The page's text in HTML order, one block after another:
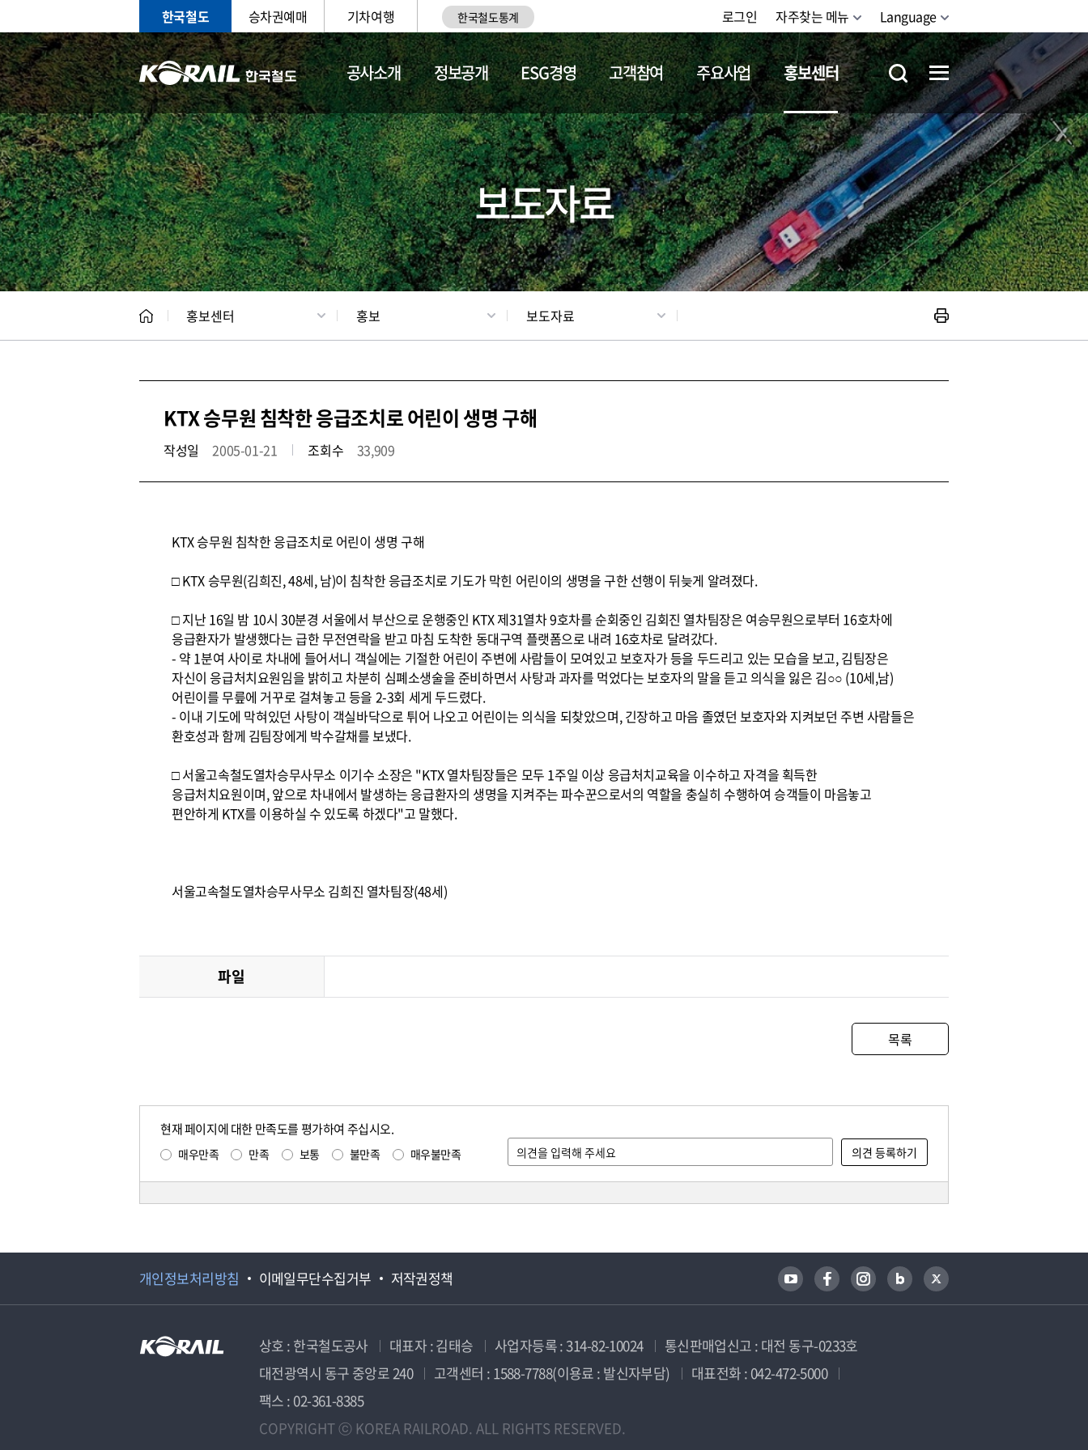
한국철도 승차권예매 기차여행 한국철도통계 로그인 자주찾는 메뉴 Language
공사소개 정보공개 ESG경영 고객참여 주요사업 홍보센터
홍보 문화사업 갤러리 기차소개 철도체험
보도자료
홍보센터 홍보 보도자료
KTX 승무원 침착한 응급조치로 어린이 생명 구해
작성일 2005-01-21 조회수 33,909
KTX 승무원 침착한 응급조치로 어린이 생명 구해
□ KTX 승무원(김희진, 48세, 남)이 침착한 응급조치로 기도가 막힌 어린이의 생명을 구한 선행이 뒤늦게 알려졌다.
□ 지난 16일 밤 10시 30분경 서울에서 부산으로 운행중인 KTX 제31열차 9호차를 순회중인 김회진 열차팀장은 여승무원으로부터 16호차에
응급환자가 발생했다는 급한 무전연락을 받고 마침 도착한 동대구역 플랫폼으로 내려 16호차로 달려갔다.
- 약 1분여 사이로 차내에 들어서니 객실에는 기절한 어린이 주변에 사람들이 모여있고 보호자가 등을 두드리고 있는 모습을 보고, 김팀장은
자신이 응급처치요원임을 밝히고 차분히 심폐소생술을 준비하면서 사탕과 과자를 먹었다는 보호자의 말을 듣고 의식을 잃은 김○○ (10세,남)
어린이를 무릎에 거꾸로 걸쳐놓고 등을 2-3회 세게 두드렸다.
- 이내 기도에 막혀있던 사탕이 객실바닥으로 튀어 나오고 어린이는 의식을 되찾았으며, 긴장하고 마음 졸였던 보호자와 지켜보던 주변 사람들은
환호성과 함께 김팀장에게 박수갈채를 보냈다.
□ 서울고속철도열차승무사무소 이기수 소장은 "KTX 열차팀장들은 모두 1주일 이상 응급처치교육을 이수하고 자격을 획득한
응급처치요원이며, 앞으로 차내에서 발생하는 응급환자의 생명을 지켜주는 파수꾼으로서의 역할을 충실히 수행하여 승객들이 마음놓고
편안하게 KTX를 이용하실 수 있도록 하겠다"고 말했다.
서울고속철도열차승무사무소 김희진 열차팀장(48세)
파일
목록
현재 페이지에 대한 만족도를 평가하여 주십시오.
매우만족 만족 보통 불만족 매우불만족
개인정보처리방침 이메일무단수집거부 저작권정책
상호 : 한국철도공사 대표자 : 김태승 사업자등록 : 314-82-10024
통신판매업신고 : 대전 동구-0233호
대전광역시 동구 중앙로 240
고객센터 : 1588-7788(이용료 : 발신자부담)
대표전화 : 042-472-5000
팩스 : 02-361-8385
COPYRIGHT ⓒ KOREA RAILROAD. ALL RIGHTS RESERVED.